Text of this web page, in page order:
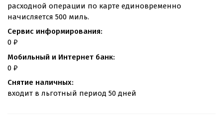
расходной операции по карте единовременно
начисляется 500 миль.
Сервис информирования:
0 ₽
Мобильный и Интернет банк:
0 ₽
Снятие наличных:
входит в льготный период 50 дней